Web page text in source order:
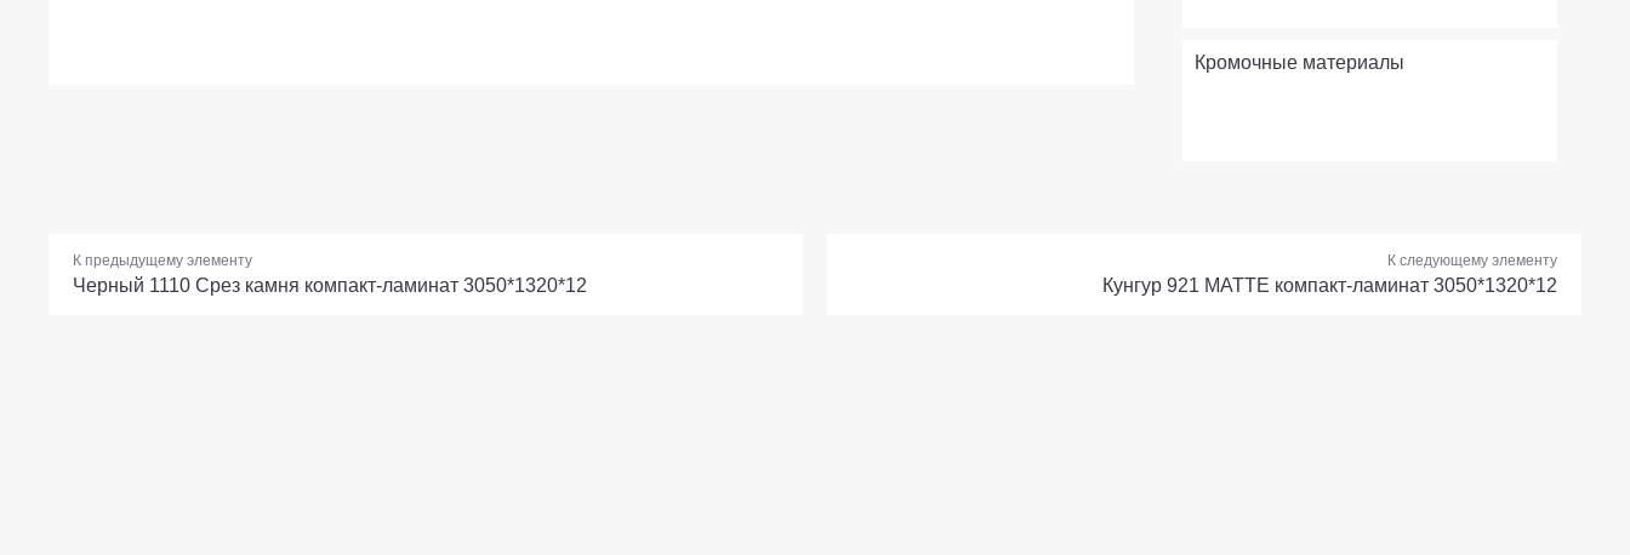
Кромочные материалы
К предыдущему элементу
Черный 1110 Срез камня компакт-ламинат 3050*1320*12
К следующему элементу
Кунгур 921 МАТТЕ компакт-ламинат 3050*1320*12